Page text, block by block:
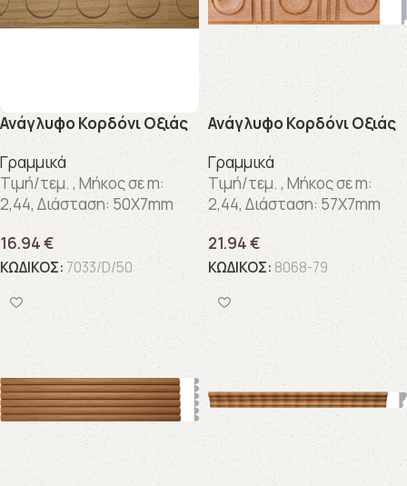
Ανάγλυφo Κορδόνι Οξιάς
Γραμμικά
Τιμή/τεμ. , Μήκος σε m:
2,44, Διάσταση: 50X7mm
16.94€
ΚΩΔΙΚΟΣ: 7033/D/50
Ανάγλυφo Κορδόνι Οξιάς
Γραμμικά
Τιμή/τεμ. , Μήκος σε m:
2,44, Διάσταση: 57X7mm
21.94€
ΚΩΔΙΚΟΣ: 8068-79